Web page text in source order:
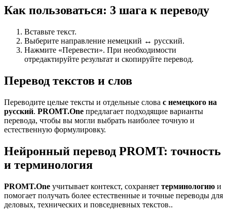
Как пользоваться: 3 шага к переводу
Вставьте текст.
Выберите направление немецкий ↔ русский.
Нажмите «Перевести». При необходимости
отредактируйте результат и скопируйте перевод.
Перевод текстов и слов
Переводите целые тексты и отдельные слова с немецкого на
русский. PROMT.One предлагает подходящие варианты
перевода, чтобы вы могли выбрать наиболее точную и
естественную формулировку.
Нейронный перевод PROMT: точность
и терминология
PROMT.One учитывает контекст, сохраняет терминологию и
помогает получать более естественные и точные переводы для
деловых, технических и повседневных текстов..